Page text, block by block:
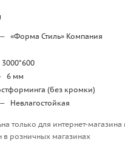
— «Форма Стиль» Компания
3000*600
6 мм
(без кромки)
— Невлагостойкая
только для интернет-
в розничных магазинах